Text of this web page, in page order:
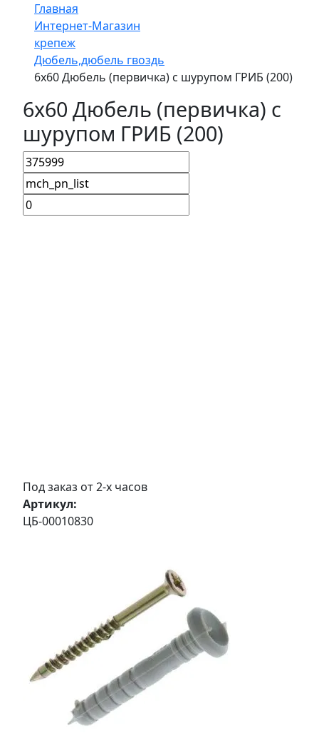
Главная
Интернет-Магазин
крепеж
Дюбель,дюбель гвоздь
6х60 Дюбель (первичка) с шурупом ГРИБ (200)
6х60 Дюбель (первичка) с
шурупом ГРИБ (200)
Под заказ от 2-х часов
Артикул:
ЦБ-00010830